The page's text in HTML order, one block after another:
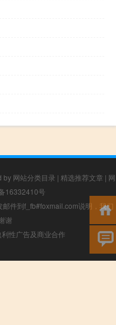
by 网站分类目录 | 精选推荐文章 | 网
16332410号
件到f_fb#foxmail.com说明，我们
谢
性广告及商业合作